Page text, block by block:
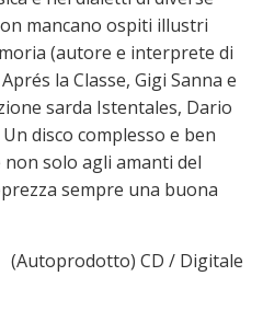
mancano ospiti illustri
(autore e interprete di
la Classe, Gigi Sanna e
sarda Istentales, Dario
disco complesso e ben
solo agli amanti del
sempre una buona
(Autoprodotto) CD / Digitale